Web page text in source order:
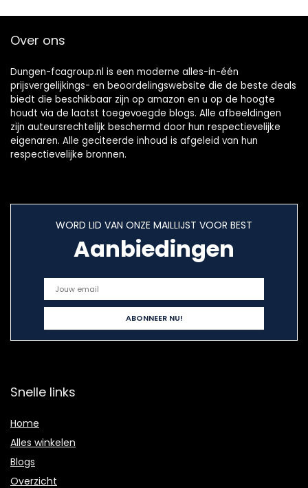
Over ons
Dungen-fcagroup.nl is een moderne alles-in-één
prijsvergelijkings- en beoordelingswebsite die de beste deals
biedt die beschikbaar zijn op amazon en u op de hoogte
houdt via de laatst toegevoegde blogs. Alle afbeeldingen
zijn auteursrechtelijk beschermd door hun respectievelijke
eigenaren. Alle geciteerde inhoud is afgeleid van hun
respectievelijke bronnen.
WORD LID VAN ONZE MAILLIJST VOOR BEST
Aanbiedingen
Snelle links
Home
Alles winkelen
Blogs
Overzicht